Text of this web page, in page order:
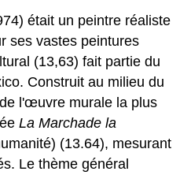
était un peintre réaliste
ses vastes peintures
(13,63) fait partie du
Construit au milieu du
l'œuvre murale la plus
La Marchade la
(13.64), mesurant
Le thème général